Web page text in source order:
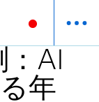
：AI
年